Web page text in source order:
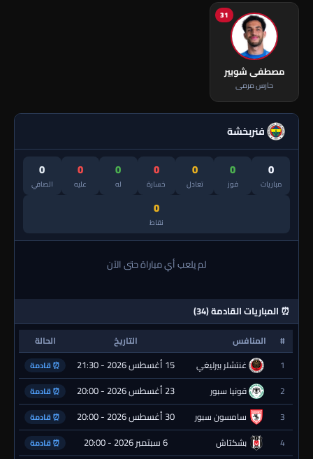
31
مصطفى شوبير
حارس مرمى
فنربخشة
0
مباريات
0
فوز
0
تعادل
0
خسارة
0
له
0
عليه
0
الصافي
0
نقاط
لم يلعب أي مباراة حتى الآن
⏰ المباريات القادمة (34)
# المنافس التاريخ
الحالة
1
غنتشلر بيرليغي 15 أغسطس 2026 - 21:30 ⏰ قادمة
2 قونيا سبور 23 أغسطس 2026 - 20:00 ⏰ قادمة
3 سامسون سبور 30 أغسطس 2026 - 20:00 ⏰ قادمة
4 بشكتاش 6 سبتمبر 2026 - 20:00 ⏰ قادمة